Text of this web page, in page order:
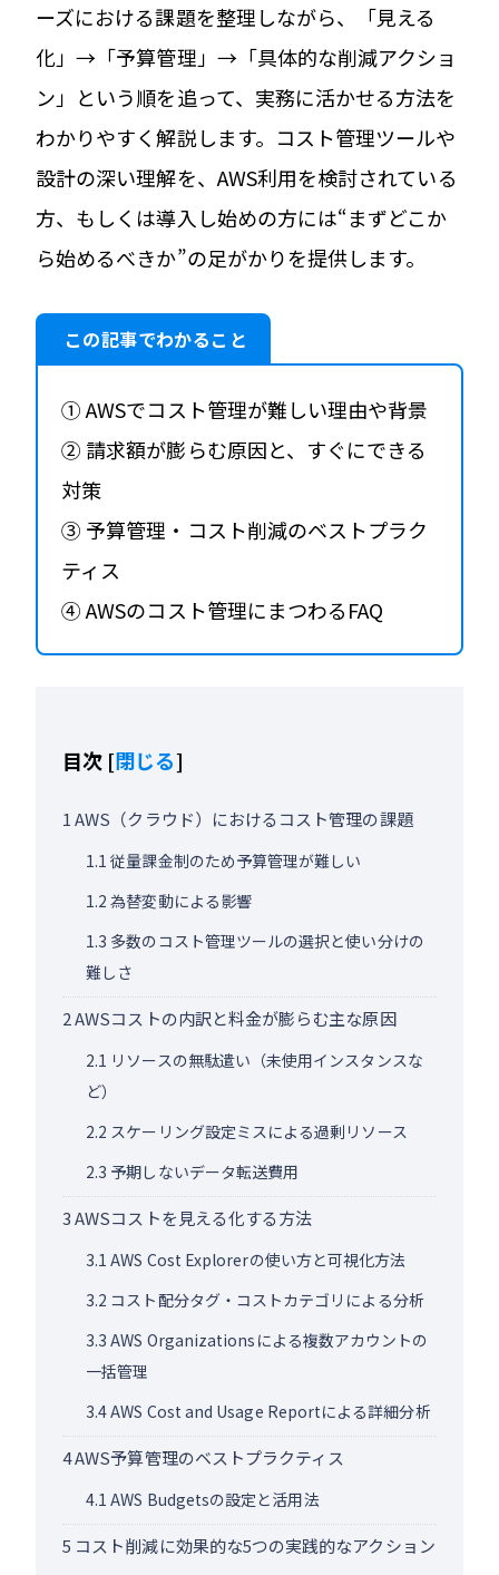
ーズにおける課題を整理しながら、「見える
化」→「予算管理」→「具体的な削減アクショ
ン」という順を追って、実務に活かせる方法を
わかりやすく解説します。コスト管理ツールや
設計の深い理解を、AWS利用を検討されている
方、もしくは導入し始めの方には“まずどこか
ら始めるべきか”の足がかりを提供します。
この記事でわかること
① AWSでコスト管理が難しい理由や背景
② 請求額が膨らむ原因と、すぐにできる
対策
③ 予算管理・コスト削減のベストプラク
ティス
④ AWSのコスト管理にまつわるFAQ
目次 [閉じる]
1 AWS（クラウド）におけるコスト管理の課題
1.1 従量課金制のため予算管理が難しい
1.2 為替変動による影響
1.3 多数のコスト管理ツールの選択と使い分けの
難しさ
2AWSコストの内訳と料金が膨らむ主な原因
2.1 リソースの無駄遣い（未使用インスタンスな
ど）
2.2 スケーリング設定ミスによる過剰リソース
2.3 予期しないデータ転送費用
3AWSコストを見える化する方法
3.1 AWS Cost Explorerの使い方と可視化方法
3.2 コスト配分タグ・コストカテゴリによる分析
3.3 AWS Organizationsによる複数アカウントの
一括管理
3.4AWS Cost and Usage Reportによる詳細分析
4AWS予算管理のベストプラクティス
4.1 AWS Budgetsの設定と活用法
5 コスト削減に効果的な5つの実践的なアクション